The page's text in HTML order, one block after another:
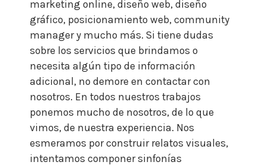
marketing online, diseño web, diseño
gráfico, posicionamiento web, community
manager y mucho más. Si tiene dudas
sobre los servicios que brindamos o
necesita algún tipo de información
adicional, no demore en contactar con
nosotros. En todos nuestros trabajos
ponemos mucho de nosotros, de lo que
vimos, de nuestra experiencia. Nos
esmeramos por construir relatos visuales,
intentamos componer sinfonías